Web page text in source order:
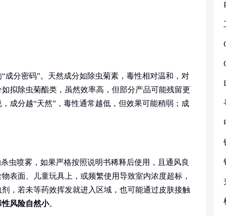
分密码”。天然成分如除虫菊素，毒性相对温和，对
拟除虫菊酯类，虽然效率高，但部分产品可能残留更
成分越“天然”，毒性通常越低，但效果可能稍弱；成
虫喷雾，如果严格按照说明书稀释后使用，且通风良
表面、儿童玩具上，或频繁使用导致室内浓度超标，
，若未等药效挥发就进入区域，也可能通过皮肤接触
风险自然小。